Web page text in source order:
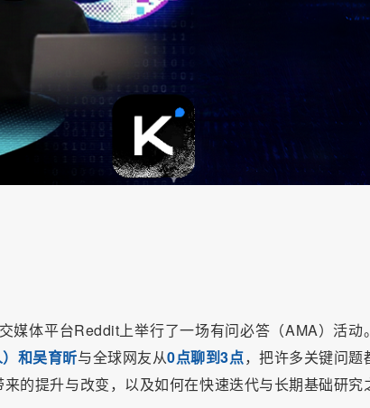
媒体平台Reddit上举行了一场有问必答（AMA）活动
和吴育昕与全球网友从0点聊到3点，把许多关键问题
的提升与改变，以及如何在快速迭代与长期基础研究